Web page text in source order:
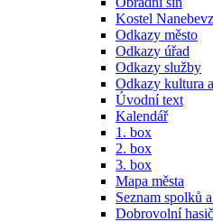
Kostel
Odkazy město
Odkazy úřad
Odkazy služby
Odkazy kultura
Úvodní text
Kalendář
1. box
2. box
3. box
Mapa města
Seznam spolků
Dobrovolní